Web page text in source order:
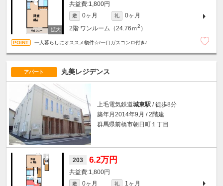
1,800円
敷 0ヶ月 礼
0ヶ月
2階 ワンルーム（24.76ｍ2 ）
一人暮らしにオススメ物件☆/一口ガスコンロ付き/
アパート 丸美レジデンス
上毛電気鉄道城東駅 / 徒歩8分
築年月2014年9月 / 2階建
群馬県前橋市朝日町１丁目
203 6.2万円
1,800円
敷 0ヶ月 礼
1ヶ月